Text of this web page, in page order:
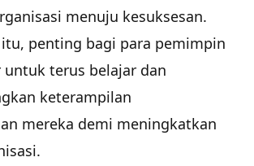
menuju kesuksesan.
penting bagi para pemimpin
untuk terus belajar dan
keterampilan
mereka demi meningkatkan